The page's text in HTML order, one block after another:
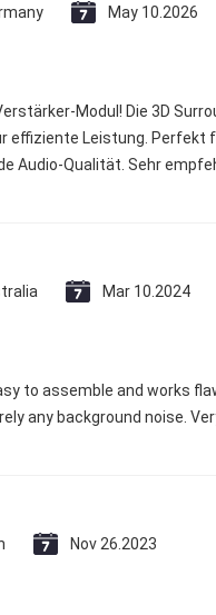
May 10.2026
Modul! Die 3D
effiziente Leistung. Perfekt
Audio-Qualität. Sehr
Mar 10.2024
to assemble and works
any background noise.
Nov 26.2023